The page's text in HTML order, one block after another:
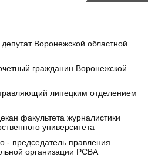
Воронежской областной
гражданин Воронежской
липецким отделением
факультета журналистики
университета
- председатель правления
организации РСВА